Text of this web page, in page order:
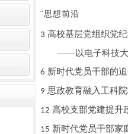
¨思想前沿
3 高校基层党组织党
——以电子科技大
6 新时代党员干部的
9 思政教育融入工科
12 高校支部党建提升
15 新时代党员干部家